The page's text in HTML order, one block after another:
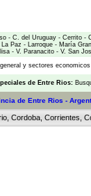
- C. del Uruguay - Cerrito -
La Paz - Larroque - María
- V. Paranacito - V. San
y sectores
de Entre Rios:
de Entre Rios -
Cordoba Corrientes